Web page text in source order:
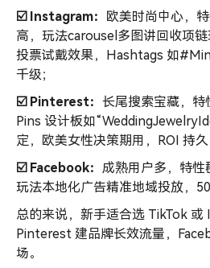
☑️ Instagram： 欧美时尚中心，
高，玩法carousel多图讲回收项
投票试戴效果，Hashtags 如
千级；
☑️ Pinterest： 长尾搜索宝藏，特
Pins 设计板如
定，欧美女性决策期用，ROI 持久
☑️ Facebook： 成熟用户多，特性
玩法本地化广告精准地域投放，
总的来说，新手适合选 TikTok 或
Pinterest 建品牌长效流量，
场。